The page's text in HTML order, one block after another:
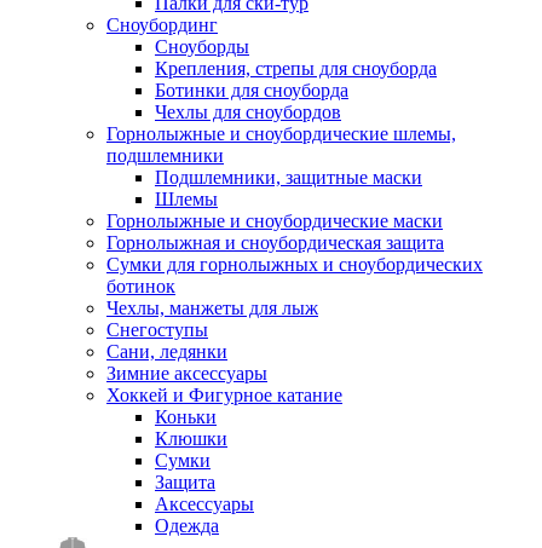
Сноубординг
Сноуборды
Крепления, стрепы для сноуборда
Ботинки для сноуборда
Чехлы для сноубордов
Горнолыжные и сноубордические шлемы,
подшлемники
Подшлемники, защитные маски
Шлемы
Горнолыжные и сноубордические маски
Горнолыжная и сноубордическая защита
Сумки для горнолыжных и сноубордических
ботинок
Чехлы, манжеты для лыж
Снегоступы
Сани, ледянки
Зимние аксессуары
Хоккей и Фигурное катание
Коньки
Клюшки
Сумки
Защита
Аксессуары
Одежда